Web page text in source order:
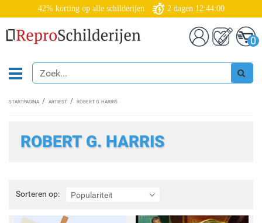
42% korting op alle schilderijen 2 dagen 12:44:00
0
STARTPAGINA ARTIEST ROBERT G. HARRIS
ROBERT G. HARRIS
Sorteren op: Populariteit
Sorteren
op: